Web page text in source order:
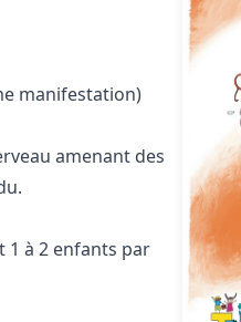
manifestation)
amenant des
1 à 2 enfants par